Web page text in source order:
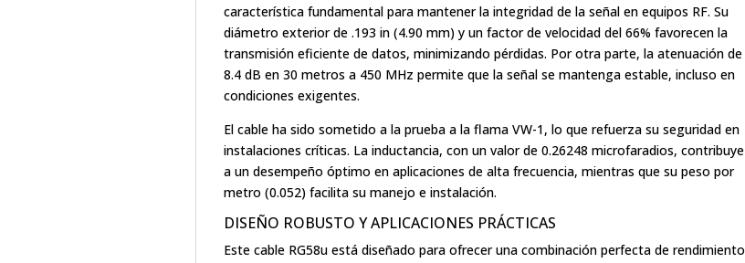
característica fundamental para mantener la integridad de la señal en equipos RF. Su
diámetro exterior de .193 in (4.90 mm) y un factor de velocidad del 66% favorecen la
transmisión eficiente de datos, minimizando pérdidas. Por otra parte, la atenuación de
8.4 dB en 30 metros a 450 MHz permite que la señal se mantenga estable, incluso en
condiciones exigentes.
El cable ha sido sometido a la prueba a la flama VW-1, lo que refuerza su seguridad en
instalaciones críticas. La inductancia, con un valor de 0.26248 microfaradios, contribuye
a un desempeño óptimo en aplicaciones de alta frecuencia, mientras que su peso por
metro (0.052) facilita su manejo e instalación.
DISEÑO ROBUSTO Y APLICACIONES PRÁCTICAS
Este cable RG58u está diseñado para ofrecer una combinación perfecta de rendimiento